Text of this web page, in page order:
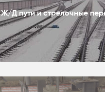
Ж/Д пути и стрелочные